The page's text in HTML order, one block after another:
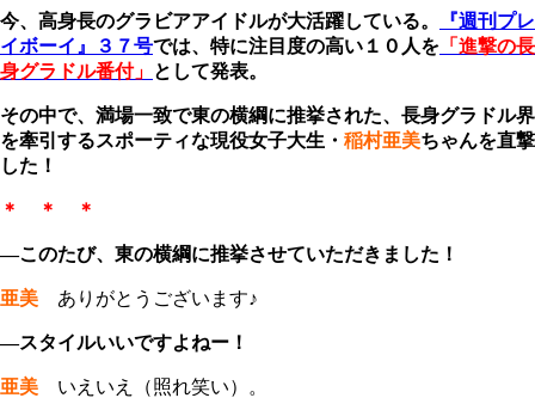
今、高身長のグラビアアイドルが大活躍している。
『週刊プレ
イボーイ』３７号では、特に注目度の高い１０人を 「進撃の長
身グラドル番付」 として発表。
その中で、満場一致で東の横綱に推挙された、長身グラドル界
を牽引するスポーティな現役女子大生・ 稲村亜美ちゃんを直撃
した！
＊ ＊ ＊
―このたび、東の横綱に推挙させていただきました！
亜美 ありがとうございます♪
―スタイルいいですよねー！
亜美 いえいえ（照れ笑い）。